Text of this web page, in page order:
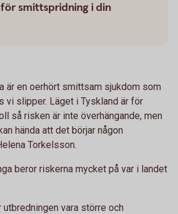
smittspridning i din
är en oerhört smittsam sjukdom som
vi slipper. Läget i Tyskland är för
så risken är inte överhängande, men
hända att det börjar någon
Torkelsson.
beror riskerna mycket på var i landet
vara större och